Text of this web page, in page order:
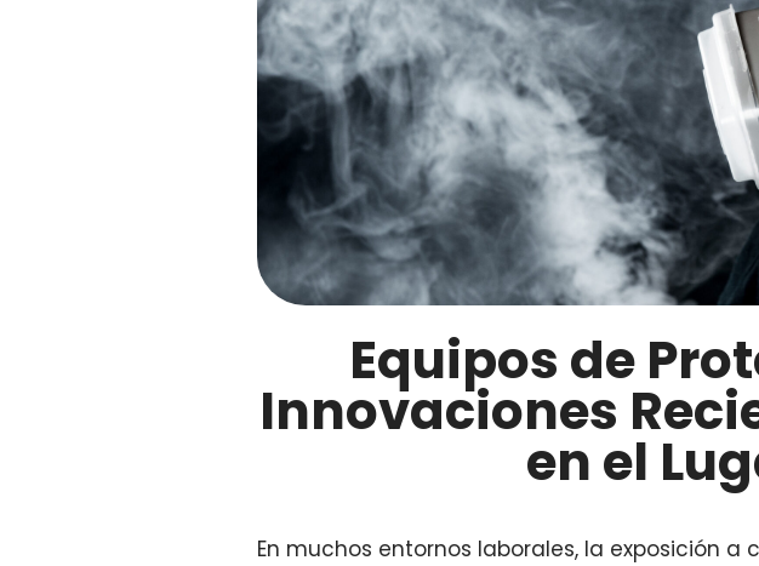
Equipos de
Innovaciones
en el
En muchos entornos laborales, la exposición